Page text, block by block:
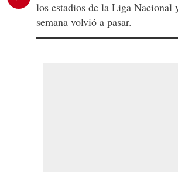
los estadios de la Liga Nacional
semana volvió a pasar.